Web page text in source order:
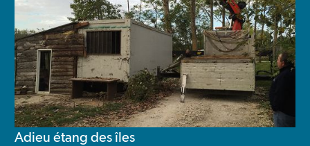
Adieu étang des îles